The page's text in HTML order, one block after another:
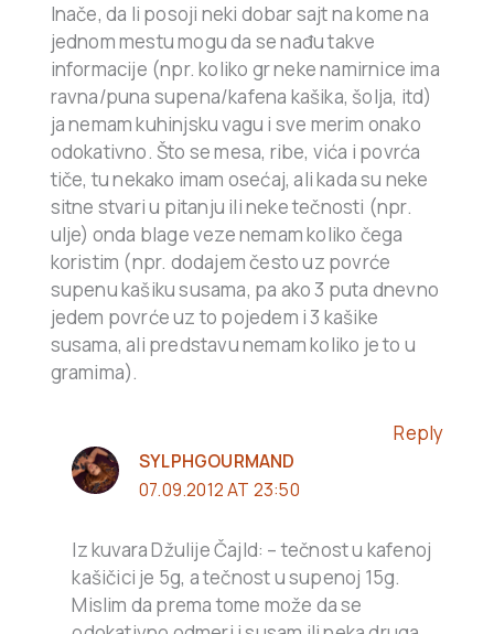
Inače, da li posoji neki dobar sajt na kome na
jednom mestu mogu da se nađu takve
informacije (npr. koliko gr neke namirnice ima
ravna/puna supena/kafena kašika, šolja, itd)
ja nemam kuhinjsku vagu i sve merim onako
odokativno. Što se mesa, ribe, vića i povrća
tiče, tu nekako imam osećaj, ali kada su neke
sitne stvari u pitanju ili neke tečnosti (npr.
ulje) onda blage veze nemam koliko čega
koristim (npr. dodajem često uz povrće
supenu kašiku susama, pa ako 3 puta dnevno
jedem povrće uz to pojedem i 3 kašike
susama, ali predstavu nemam koliko je to u
gramima).
Reply
SYLPHGOURMAND
07.09.2012 AT 23:50
Iz kuvara Džulije Čajld: – tečnost u kafenoj
kašičici je 5g, a tečnost u supenoj 15g.
Mislim da prema tome može da se